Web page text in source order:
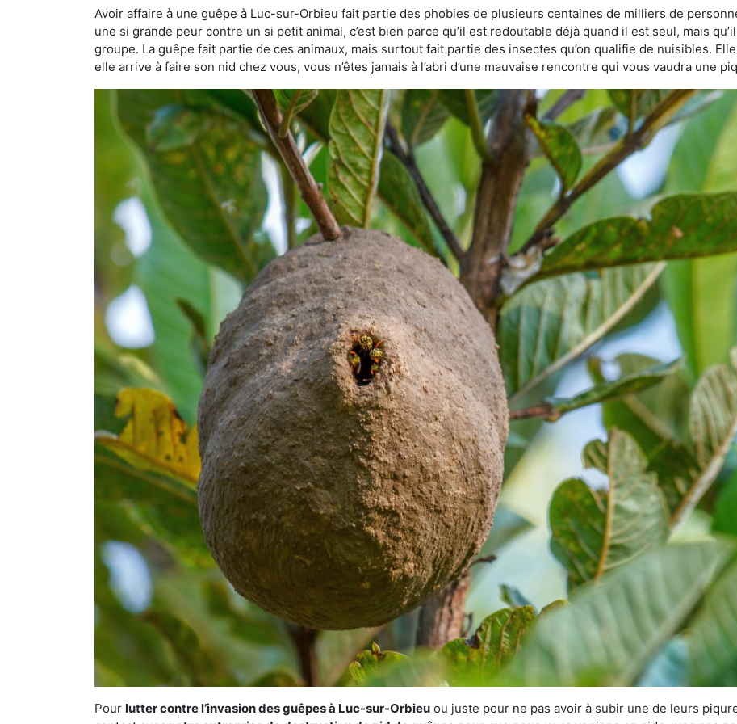
Avoir affaire à une guêpe à Luc-sur-Orbieu fait partie des phobies de plusieurs centaines de milliers de
une si grande peur contre un si petit animal, c’est bien parce qu’il est redoutable déjà quand il est seul, mais
groupe. La guêpe fait partie de ces animaux, mais surtout fait partie des insectes qu’on qualifie de nuisibles.
elle arrive à faire son nid chez vous, vous n’êtes jamais à l’abri d’une mauvaise rencontre qui vous vaudra une
Pour lutter contre l’invasion des guêpes à Luc-sur-Orbieu ou juste pour ne pas avoir à subir une de leurs